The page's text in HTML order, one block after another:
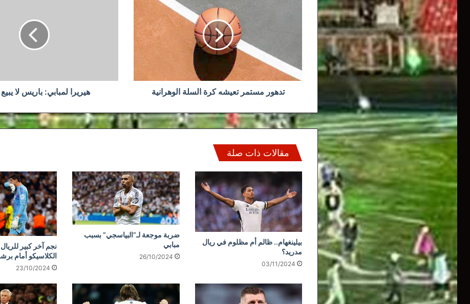
السلة
تدهور مستمر تعيشه كرة السلة الوهرانية هيريرا لمبابي: باريس لا
مقالات ذات صلة
بيلينغهام.. ظالم أم مظلوم في ريال
مدريد؟
03/11/2024
ضربة موجعة لـ”البياسجي” بسبب
مبابي
26/10/2024
نجم آخر كبير
الكلاسيكو أمام
23/10/2024